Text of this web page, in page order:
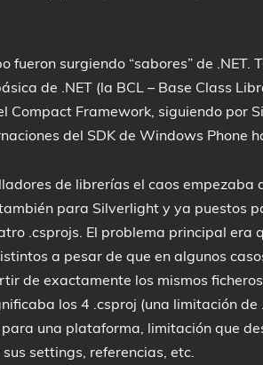
fueron surgiendo “sabores” de .NET.
de .NET (la BCL – Base Class
Compact Framework, siguiendo por
del SDK de Windows Phone
de librerías el caos
para Silverlight y ya puestos
.csprojs. El problema principal era
a pesar de que en algunos
de exactamente los mismos
los 4 .csproj (una limitación de
una plataforma, limitación que
settings, referencias, etc.